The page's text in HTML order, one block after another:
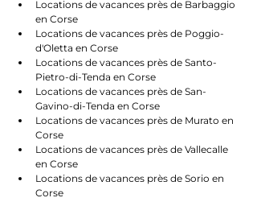
Locations de vacances près de Barbaggio
en Corse
Locations de vacances près de Poggio-
d'Oletta en Corse
Locations de vacances près de Santo-
Pietro-di-Tenda en Corse
Locations de vacances près de San-
Gavino-di-Tenda en Corse
Locations de vacances près de Murato en
Corse
Locations de vacances près de Vallecalle
en Corse
Locations de vacances près de Sorio en
Corse